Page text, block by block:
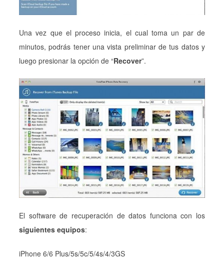
Una vez que el proceso inicia, el cual toma un par de
minutos, podrás tener una vista preliminar de tus datos y
luego presionar la opción de “Recover”.
El software de recuperación de datos funciona con los
siguientes equipos:
iPhone 6/6 Plus/5s/5c/5/4s/4/3GS